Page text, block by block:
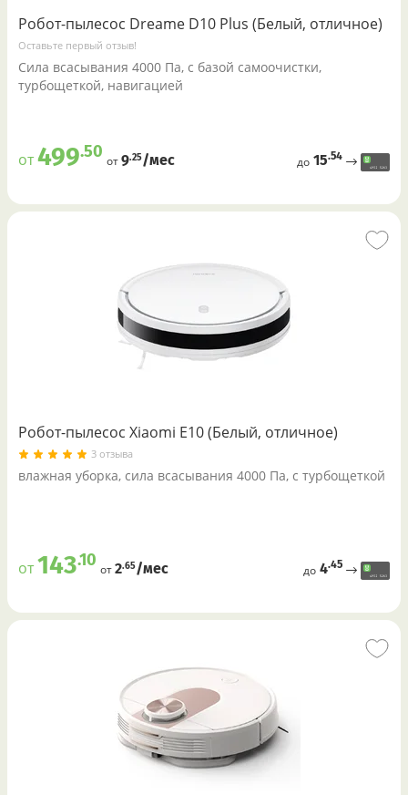
Робот-пылесос Dreame D10 Plus (Белый, отличное)
Оставьте первый отзыв!
Cила всасывания 4000 Па, c базой самоочистки,
турбощеткой, навигацией
от499.50 от9.25/меc до 15.54
Робот-пылесос Xiaomi E10 (Белый, отличное)
3 отзыва
влажная уборка, сила всасывания 4000 Па, с турбощеткой
от143.10 от2.65/меc до 4.45